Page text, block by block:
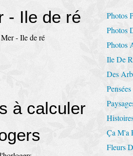
- Ile de ré
à calculer
Photos
Photos
Photos
Ile De
Des
Ça M'a
Fleurs